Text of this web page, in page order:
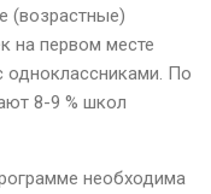
(возрастные)
на первом месте
одноклассниками. По
8-9 % школ
необходима